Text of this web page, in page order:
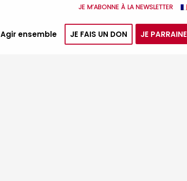
JE M’ABONNE À LA NEWSLETTER
Agir ensemble JE FAIS UN DON JE PARRAINE